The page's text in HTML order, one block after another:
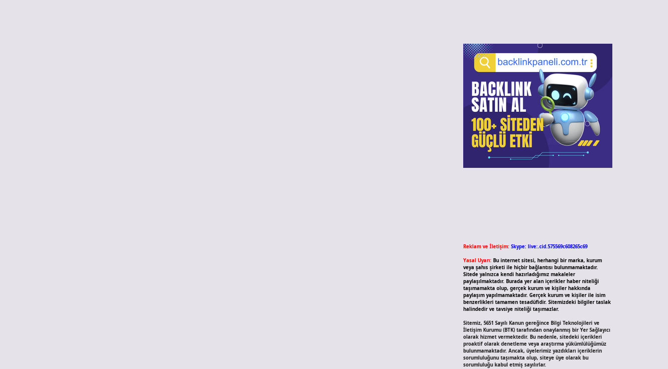
Reklam ve İletişim: Skype: live:.cid.575569c608265c69
Yasal Uyarı: Bu internet sitesi, herhangi bir marka, kurum
veya şahıs şirketi ile hiçbir bağlantısı bulunmamaktadır.
Sitede yalnızca kendi hazırladığımız makaleler
paylaşılmaktadır. Burada yer alan içerikler haber niteliği
taşımamakta olup, gerçek kurum ve kişiler hakkında
paylaşım yapılmamaktadır. Gerçek kurum ve kişiler ile isim
benzerlikleri tamamen tesadüfidir. Sitemizdeki bilgiler taslak
halindedir ve tavsiye niteliği taşımazlar.
Sitemiz, 5651 Sayılı Kanun gereğince Bilgi Teknolojileri ve
İletişim Kurumu (BTK) tarafından onaylanmış bir Yer Sağlayıcı
olarak hizmet vermektedir. Bu nedenle, sitedeki içerikleri
proaktif olarak denetleme veya araştırma yükümlülüğümüz
bulunmamaktadır. Ancak, üyelerimiz yazdıkları içeriklerin
sorumluluğunu taşımakta olup, siteye üye olarak bu
sorumluluğu kabul etmiş sayılırlar.